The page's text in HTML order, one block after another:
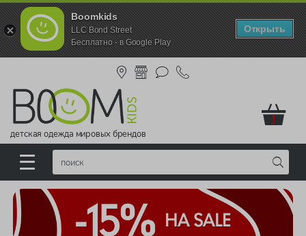
Boomkids
LLC Bond Street
Бесплатно - в Google Play
Открыть
детская одежда мировых брендов
!